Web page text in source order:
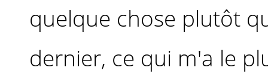
quelque chose plutôt
dernier, ce qui m'a le